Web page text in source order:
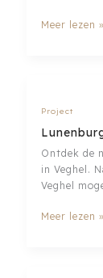
Meer lezen »
Project
Ontdek de
in Veghel.
Veghel
Lunenburg
Meer lezen »